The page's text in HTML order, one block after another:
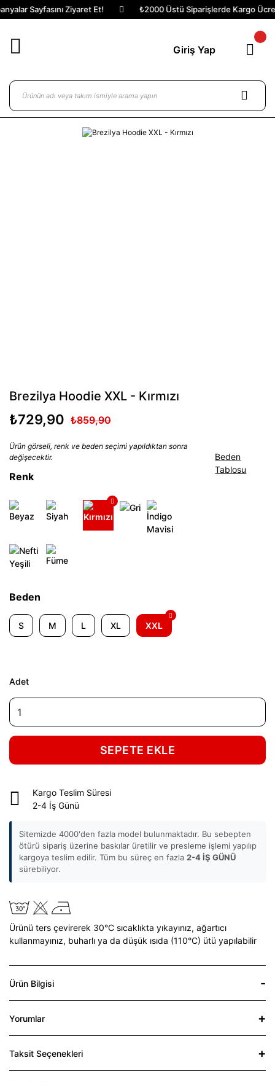
Sayfasını Ziyaret Et! ₺2000 Üstü Siparişlerde Kargo
Giriş Yap
Brezilya Hoodie XXL - Kırmızı
₺729,90 ₺859,90
Ürün görseli, renk ve beden seçimi yapıldıktan sonra
değişecektir.
Renk
Beden
S M L XL XXL
Beden
Tablosu
Adet
SEPETE EKLE
Kargo Teslim Süresi
2-4 İş Günü
Sitemizde 4000'den fazla model bulunmaktadır. Bu sebepten
ötürü sipariş üzerine baskılar üretilir ve presleme işlemi yapılıp
kargoya teslim edilir. Tüm bu süreç en fazla 2-4 İŞ GÜNÜ
sürebiliyor.
Ürünü ters çevirerek 30°C sıcaklıkta yıkayınız, ağartıcı
kullanmayınız, buharlı ya da düşük ısıda (110°C) ütü yapılabilir
Ürün Bilgisi
Yorumlar
Taksit Seçenekleri